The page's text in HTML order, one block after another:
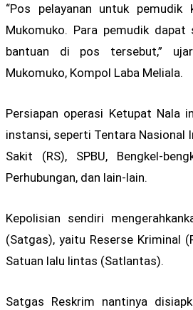
“Pos pelayanan untuk
Mukomuko. Para pemudik
bantuan di pos tersebut,”
Mukomuko, Kompol Laba Meliala.
Persiapan operasi Ketupat Nala
instansi, seperti Tentara Nasional
Sakit (RS), SPBU, Bengkel-
Perhubungan, dan lain-lain.
Kepolisian sendiri
(Satgas), yaitu Reserse Kriminal
Satuan lalu lintas (Satlantas).
Satgas Reskrim nantinya